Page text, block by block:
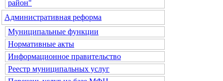
район"
Административная реформа
Муниципальные функции
Нормативные акты
Информационное правительство
Реестр муниципальных услуг